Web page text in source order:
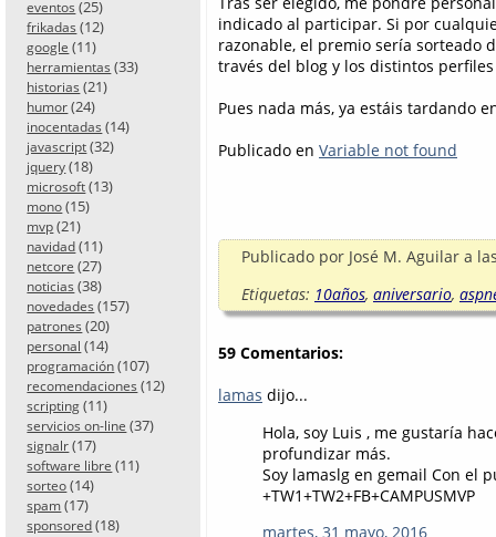
eventos (25)
frikadas (12)
google (11)
herramientas (33)
historias (21)
humor (24)
inocentadas (14)
javascript (32)
jquery (18)
microsoft (13)
mono (15)
mvp (21)
navidad (11)
netcore (27)
noticias (38)
novedades (157)
patrones (20)
personal (14)
programación (107)
recomendaciones (12)
scripting (11)
servicios on-line (37)
signalr (17)
software libre (11)
sorteo (14)
spam (17)
sponsored (18)
indicado al participar. Si por
razonable, el premio sería sorteado
través del blog y los distintos
Pues nada más, ya estáis tardando
Publicado en Variable not found
Publicado por José M. Aguilar a
Etiquetas: 10años, aniversario,
59 Comentarios:
lamas dijo...
Hola, soy Luis , me gustaría
profundizar más.
Soy lamaslg en gemail Con el
+TW1+TW2+FB+CAMPUSMVP
martes, 31 mayo, 2016